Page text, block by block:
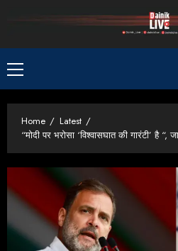
Primary
Menu
Home
Latest
“मोदी पर भरोसा ‘विश्वासघात की गारंटी’ है “,